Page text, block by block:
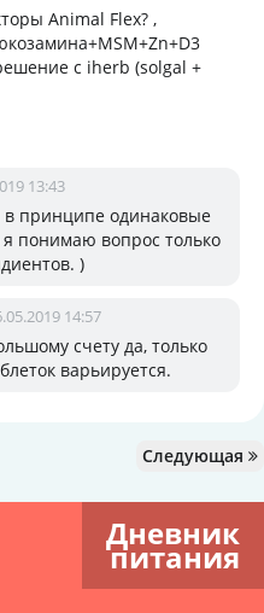
Animal Flex? ,
с iherb (solgal +
13:43
принципе одинаковые
я понимаю вопрос только
)
14:57
счету да, только
варьируется.
Следующая
Дневник
питания